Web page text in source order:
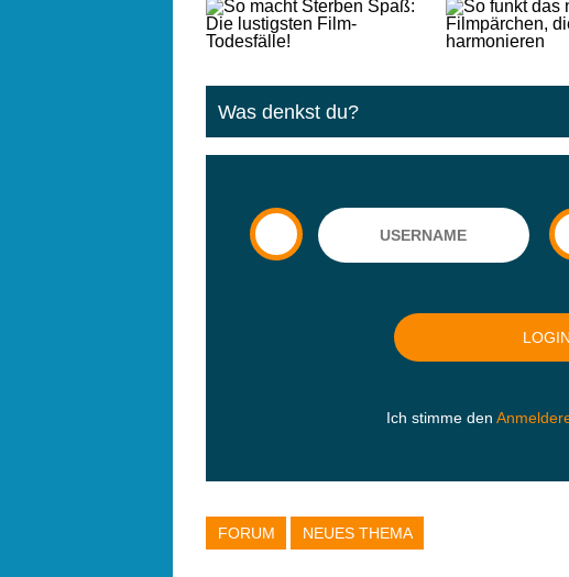
Was denkst du?
Ich stimme den
FORUM NEUES THEMA